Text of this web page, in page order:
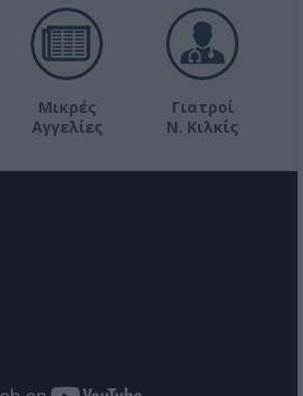
Μικρές
Αγγελίες
Γιατροί
Ν. Κιλκίς